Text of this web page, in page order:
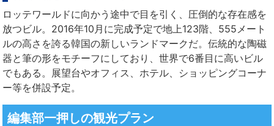
ロッテワールドに向かう途中で目を引く、圧倒的な存在感を
放つビル。2016年10月に完成予定で地上123階、555メート
ルの高さを誇る韓国の新しいランドマークだ。伝統的な陶磁
器と筆の形をモチーフにしており、世界で6番目に高いビル
でもある。展望台やオフィス、ホテル、ショッピングコーナ
ー等を併設予定。
編集部一押しの観光プラン